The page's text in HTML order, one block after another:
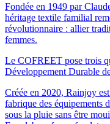
Fondée en 1949 par
héritage textile familial
révolutionnaire : allier
femmes.
Le COFREET pose trois
Développement Durable
Créée en 2020, Rainjoy
fabrique des équipements
sous la pluie sans être